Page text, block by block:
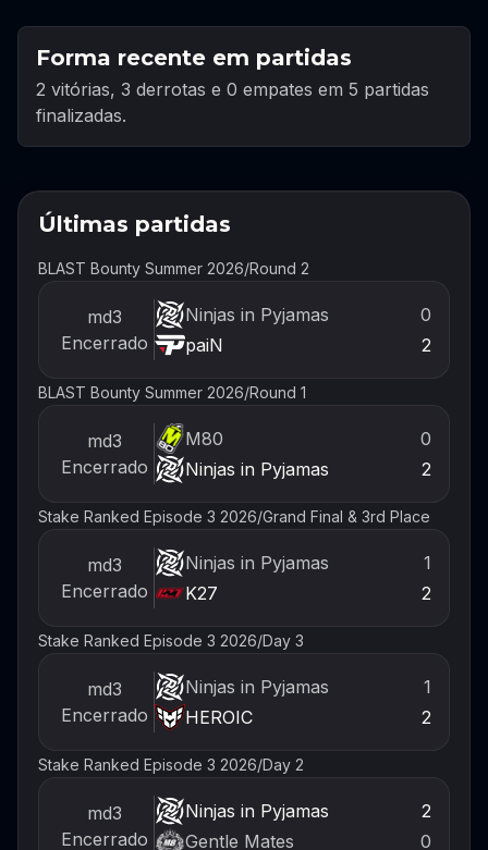
Forma recente em partidas
2 vitórias, 3 derrotas e 0 empates em 5 partidas
finalizadas.
Últimas partidas
BLAST Bounty Summer 2026/Round 2
md3
Encerrado
Ninjas in Pyjamas
0
paiN
2
BLAST Bounty Summer 2026/Round 1
md3
Encerrado
M80
0
Ninjas in Pyjamas
2
Stake Ranked Episode 3 2026/Grand Final & 3rd Place
md3
Encerrado
Ninjas in Pyjamas
1
K27
2
Stake Ranked Episode 3 2026/Day 3
md3
Encerrado
Ninjas in Pyjamas
1
HEROIC
2
Stake Ranked Episode 3 2026/Day 2
md3
Encerrado
Ninjas in Pyjamas
2
Gentle Mates
0